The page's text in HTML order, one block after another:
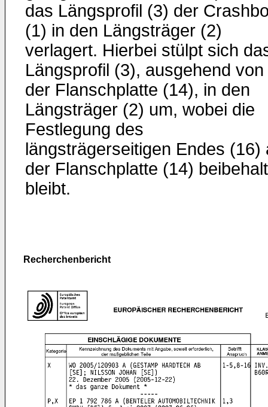
das Längsprofil (3) der
(1) in den Längsträger (2)
verlagert. Hierbei stülpt sich
Längsprofil (3), ausgehend von
der Flanschplatte (14), in den
Längsträger (2) um, wobei die
Festlegung des
längsträgerseitigen Endes (16)
der Flanschplatte (14)
bleibt.
Recherchenbericht